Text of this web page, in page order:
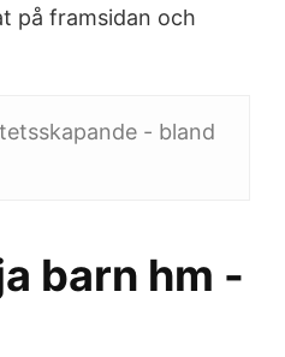
på framsidan och
- bland
barn hm -